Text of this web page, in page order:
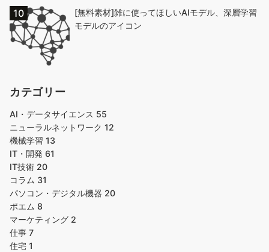
[無料素材]雑に使ってほしいAIモデル、深層学習
モデルのアイコン
カテゴリー
AI・データサイエンス 55
ニューラルネットワーク 12
機械学習 13
IT・開発 61
IT技術 20
コラム 31
パソコン・デジタル機器 20
ポエム 8
マーケティング 2
仕事 7
住宅 1